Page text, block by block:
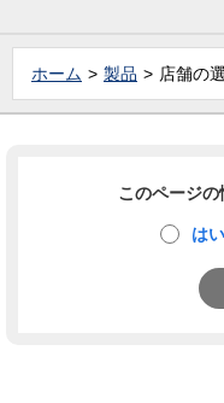
ホーム 製品 店舗の
このページの
はい